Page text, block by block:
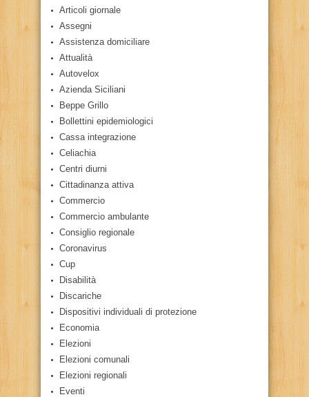
Articoli giornale
Assegni
Assistenza domiciliare
Attualità
Autovelox
Azienda Siciliani
Beppe Grillo
Bollettini epidemiologici
Cassa integrazione
Celiachia
Centri diurni
Cittadinanza attiva
Commercio
Commercio ambulante
Consiglio regionale
Coronavirus
Cup
Disabilità
Discariche
Dispositivi individuali di protezione
Economia
Elezioni
Elezioni comunali
Elezioni regionali
Eventi